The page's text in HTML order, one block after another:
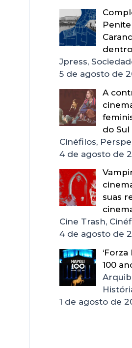
dentro
Jpress,
5 de agosto de
A
do Sul
Cinéfilos,
4 de agosto de
suas
Cine Trash,
4 de agosto de
100
1 de agosto de